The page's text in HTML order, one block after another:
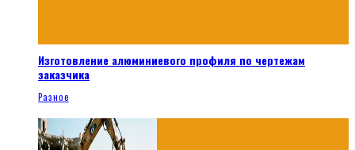
Изготовление алюминиевого профиля по чертежам
заказчика
Разное